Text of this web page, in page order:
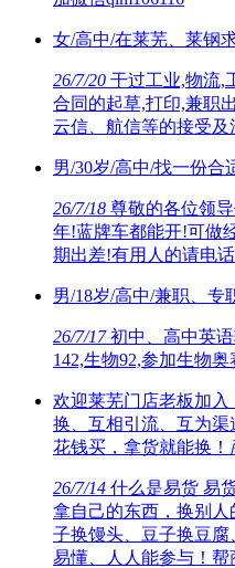
女/高中/在莱芜、莱钢
26/7/20 干过工业,物流,
合同的起草,打印,兼职
云信、航信等的接受及
男/30岁/高中/找一份合
26/7/18 尊敬的各位领
年!蓝牌车都能开!可做
期出差!有用人的请电话
男/18岁/高中/兼职、专
26/7/17初中、高中英
142,生物92,参加生物
欢迎莱芜门店老板加
换、互相引流、互为
花钱买，拿货就能换！
26/7/14 什么是易货 易
拿自己的东西，换别
子换馒头、豆子换豆
易懂、人人能参与！